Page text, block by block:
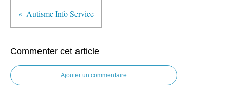
Autisme Info Service
Commenter cet article
Ajouter un commentaire